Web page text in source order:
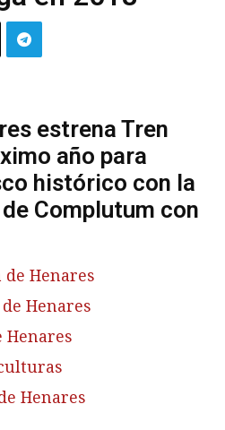
estrena Tren
año para
histórico con la
Complutum con
Henares
Henares
Henares
Henares